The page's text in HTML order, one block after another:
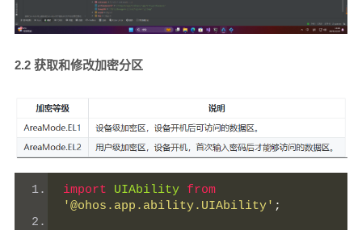
2.2 获取和修改加密分区
import UIAbility from
'@ohos.app.ability.UIAbility' ;